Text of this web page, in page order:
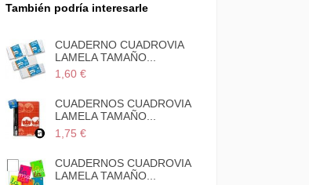
También podría interesarle
CUADERNO CUADROVIA
LAMELA TAMAÑO...
1,60 €
CUADERNOS CUADROVIA
LAMELA TAMAÑO...
1,75 €
CUADERNOS CUADROVIA
LAMELA TAMAÑO...